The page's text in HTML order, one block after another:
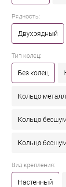
Рядность:
Двухрядный
Тип колец:
Без колец
Кольцо
Кольцо
Кольцо
Вид крепления:
Настенный